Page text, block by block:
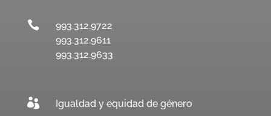

993.312.9722
993.312.9611
993.312.9633
 Igualdad y equidad de género